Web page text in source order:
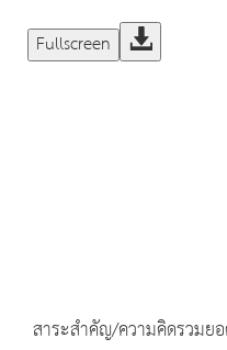
Fullscreen
สาระสำคัญ/ความคิดรวมย